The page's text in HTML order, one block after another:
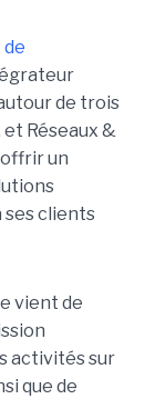
de trois
Réseaux &
un
ses clients
vient de
activités sur
que de